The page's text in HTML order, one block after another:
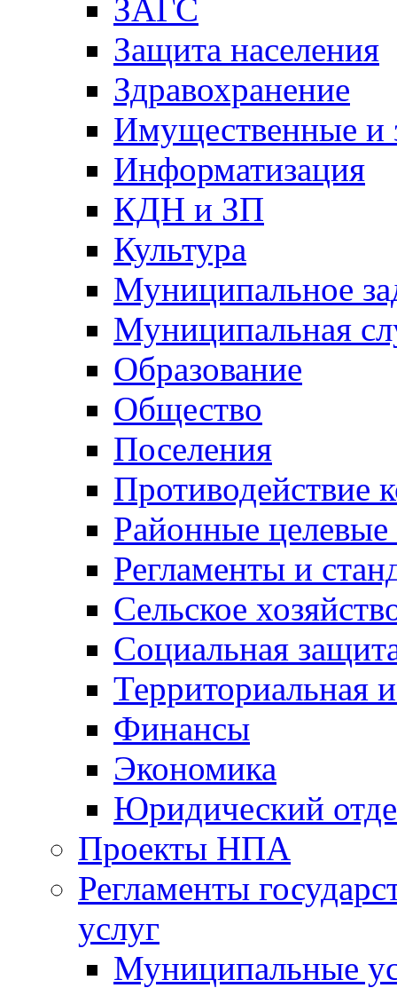
ЗАГС
Защита населения
Здравохранение
Имущественные и
Информатизация
КДН и ЗП
Культура
Муниципальное
Муниципальная
Образование
Общество
Поселения
Противодействие
Районные
Регламенты и
Сельское
Социальная
Территориальная
Финансы
Экономика
Юридический
Проекты НПА
Регламенты
услуг
Муниципальные